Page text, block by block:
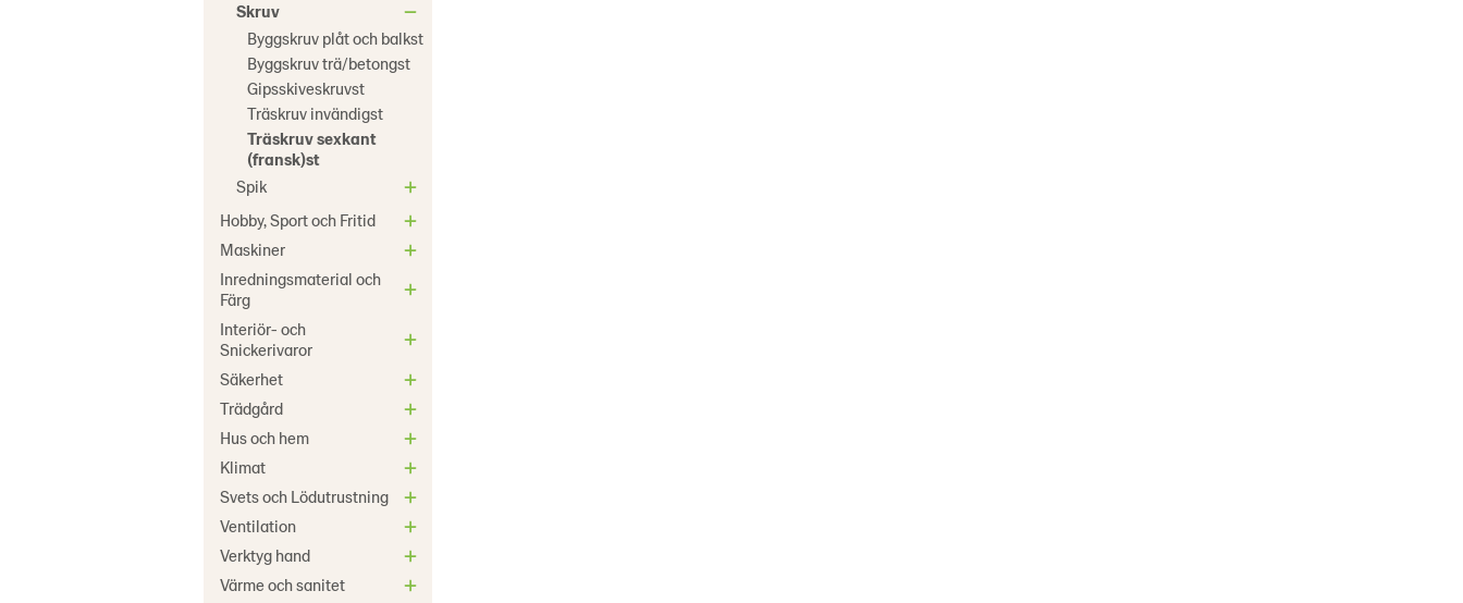
Skruv
Byggskruv plåt och balkst
Byggskruv trä/betongst
Gipsskiveskruvst
Träskruv invändigst
Träskruv sexkant
(fransk)st
Spik
Hobby, Sport och Fritid
Maskiner
Inredningsmaterial och
Färg
Interiör- och
Snickerivaror
Säkerhet
Trädgård
Hus och hem
Klimat
Svets och Lödutrustning
Ventilation
Verktyg hand
Värme och sanitet